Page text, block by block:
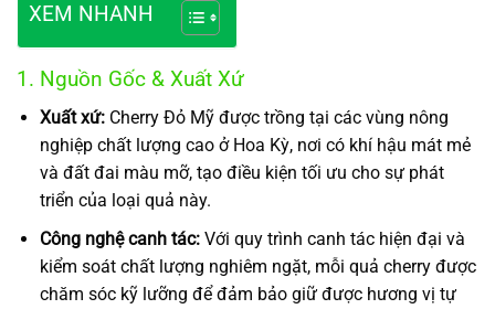
XEM NHANH
1. Nguồn Gốc & Xuất Xứ
Xuất xứ:Cherry Đỏ Mỹ được trồng tại các vùng nông
nghiệp chất lượng cao ở Hoa Kỳ, nơi có khí hậu mát mẻ
và đất đai màu mỡ, tạo điều kiện tối ưu cho sự phát
triển của loại quả này.
Công nghệ canh tác:Với quy trình canh tác hiện đại và
kiểm soát chất lượng nghiêm ngặt, mỗi quả cherry được
chăm sóc kỹ lưỡng để đảm bảo giữ được hương vị tự